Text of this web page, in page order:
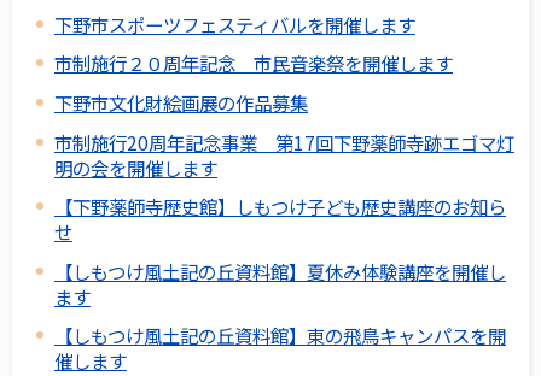
下野市スポーツフェスティバルを開催します
市制施行２０周年記念 市民音楽祭を開催します
下野市文化財絵画展の作品募集
市制施行20周年記念事業 第17回下野薬師寺跡エゴマ灯
明の会を開催します
【下野薬師寺歴史館】しもつけ子ども歴史講座のお知ら
せ
【しもつけ風土記の丘資料館】夏休み体験講座を開催し
ます
【しもつけ風土記の丘資料館】東の飛鳥キャンパスを開
催します